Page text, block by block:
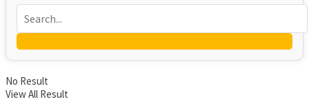
No Result
View All Result